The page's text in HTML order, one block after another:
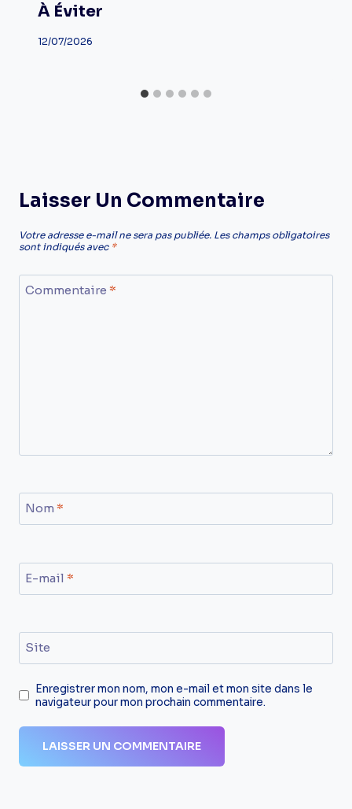
À Éviter
12/07/2026
Laisser Un Commentaire
Votre adresse e-mail ne sera pas publiée. Les champs obligatoires
sont indiqués avec *
Commentaire *
Nom *
E-mail *
Site
Enregistrer mon nom, mon e-mail et mon site dans le
navigateur pour mon prochain commentaire.